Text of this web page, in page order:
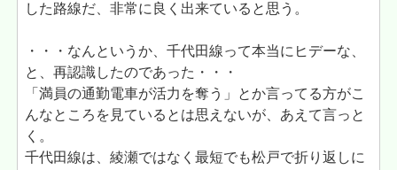
した路線だ、非常に良く出来ていると思う。
・・・なんというか、千代田線って本当にヒデーな、
と、再認識したのであった・・・
「満員の通勤電車が活力を奪う」とか言ってる方がこ
んなところを見ているとは思えないが、あえて言っと
く。
千代田線は、綾瀬ではなく最短でも松戸で折り返しに